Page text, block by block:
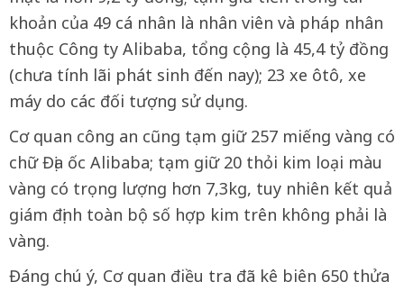
khoản của 49 cá nhân là nhân viên và pháp nhân
thuộc Công ty Alibaba, tổng cộng là 45,4 tỷ đồng
(chưa tính lãi phát sinh đến nay); 23 xe ôtô, xe
máy do các đối tượng sử dụng.
Cơ quan công an cũng tạm giữ 257 miếng vàng có
chữ Địa ốc Alibaba; tạm giữ 20 thỏi kim loại màu
vàng có trọng lượng hơn 7,3kg, tuy nhiên kết quả
giám định toàn bộ số hợp kim trên không phải là
vàng.
Đáng chú ý, Cơ quan điều tra đã kê biên 650 thửa